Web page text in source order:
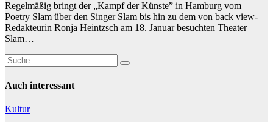
Regelmäßig bringt der „Kampf der Künste” in Hamburg vom
Poetry Slam über den Singer Slam bis hin zu dem von back view-
Redakteurin Ronja Heintzsch am 18. Januar besuchten Theater
Slam…
Auch interessant
Kultur